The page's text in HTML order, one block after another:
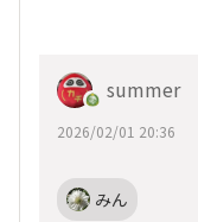
summer
2026/02/01 20:36
みん